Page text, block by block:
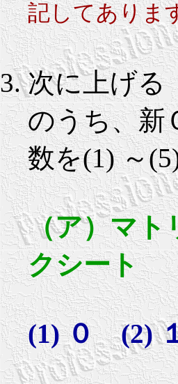
記してありま
次に上げる
のうち、新
数を(1) ～
（ア）マ
クシート
(1) ０ (2)